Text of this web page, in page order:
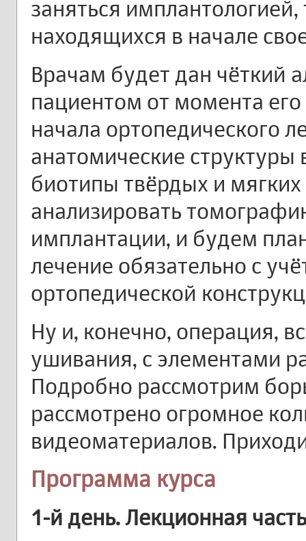
заняться имплантологией,
находящихся в начале
Врачам будет дан чёткий
пациентом от момента
начала ортопедического
анатомические структуры
биотипы твёрдых и
анализировать
имплантации, и будем
лечение обязательно с
ортопедической
Ну и, конечно, операция,
ушивания, с элементами
Подробно рассмотрим
рассмотрено огромное
видеоматериалов.
Программа курса
1-й день. Лекционная часть